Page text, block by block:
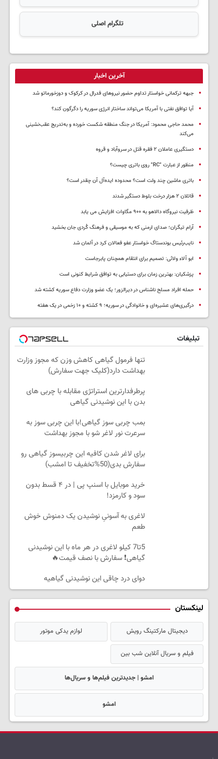
تلگرام اصلی
آخرین اخبار
جبهه ترکمانی خواستار تداوم حضور نیروهای فدرال در کرکوک و دوزخورماتو شد
آیا توافق نفتی با آمریکا می‌تواند ساختار انرژی سوریه را دگرگون کند؟
محمد حاجی محمود: آمریکا در جنگ منطقه شکست خورده و به‌تدریج عقب‌نشینی
می‌کند
دستگیری عاملان ۲ فقره قتل در سروآباد و قروه
منظور از عبارت "RC" روی باتری چیست؟
باتری ماشین چند ولت است؟ محدوده ایده‌آل آن چقدر است؟
قاتلان ۲ هزار درخت بلوط دستگیر شدند
ظرفیت نیروگاه دالاهو به ۹۰۰ مگاوات افزایش می یابد
آرام تیگران؛ صدای ارمنی که به موسیقی و فرهنگ کُردی جان بخشید
نایب‌رئیس بوندستاگ خواستار عفو فعالان کرد در آلمان شد
ابو آلاء ولائی: تصمیم برای انتقام همچنان پابرجاست
پزشکیان‌: بهترین زمان برای دستیابی به توافق شرایط کنونی است
حمله افراد مسلح ناشناس در دیرالزور؛ یک عضو وزارت دفاع سوریه کشته شد
درگیری‌های عشیره‌ای و خانوادگی در سوریه؛ ۹ کشته و ۱۰ زخمی در یک هفته
تبلیغات
تنها فرمول گیاهی کاهش وزن که مجوز وزارت
بهداشت دارد(کلیک جهت سفارش)
پرطرفدارترین استراتژی مقابله با چربی های
بدن با این نوشیدنی گیاهی
بمب چربی سوز گیاهی!با این چربی سوز به
سرعرت نور لاغر شو با مجوز بهداشت
برای لاغر شدن کافیه این چربیسوز گیاهی رو
سفارش بدی(50%تخفیف تا امشب)
خرید موبایل با اسنپ پی | در ۴ قسط بدون
سود و کارمزد!
لاغری به آسونیِ نوشیدن یک دمنوش خوش
طعم
5تا7 کیلو لاغری در هر ماه با این نوشیدنی
گیاهی❗ سفارش با نصف قیمت🔥
دوای درد چاقی این نوشیدنی گیاهیه
لینکستان
دیجیتال مارکتینگ رویش لوازم یدکی موتور
فیلم و سریال آنلاین شب بین
امشو | جدیدترین فیلم‌ها و سریال‌ها
امشو